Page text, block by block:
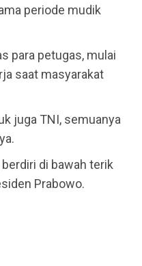
periode mudik
para petugas, mulai
saat masyarakat
juga TNI, semuanya
di bawah terik
Prabowo.